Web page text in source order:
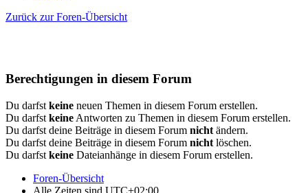
Zurück zur Foren-Übersicht
Berechtigungen in diesem Forum
Du darfst keine neuen Themen in diesem Forum erstellen.
Du darfst keine Antworten zu Themen in diesem Forum erstellen.
Du darfst deine Beiträge in diesem Forum nicht ändern.
Du darfst deine Beiträge in diesem Forum nicht löschen.
Du darfst keine Dateianhänge in diesem Forum erstellen.
Foren-Übersicht
Alle Zeiten sind UTC+02:00